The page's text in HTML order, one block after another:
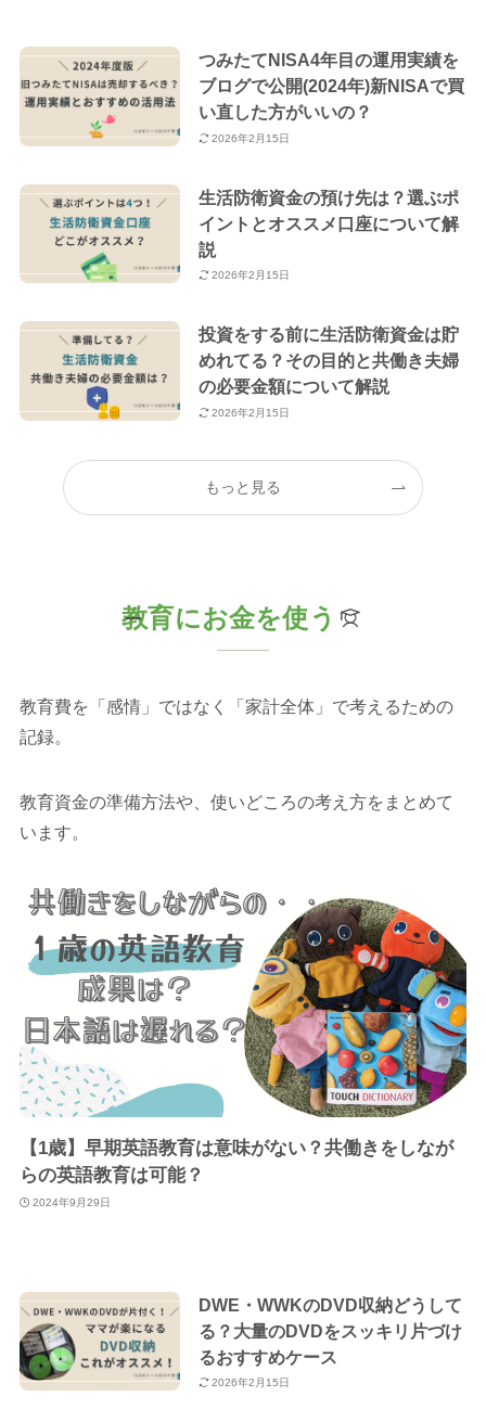
つみたてNISA4年目の運用実績を
ブログで公開(2024年)新NISAで買
い直した方がいいの？
2026年2月15日
生活防衛資金の預け先は？選ぶポ
イントとオススメ口座について解
説
2026年2月15日
投資をする前に生活防衛資金は貯
めれてる？その目的と共働き夫婦
の必要金額について解説
2026年2月15日
もっと見る
教育にお金を使う
教育費を「感情」ではなく「家計全体」で考えるための
記録。
教育資金の準備方法や、使いどころの考え方をまとめて
います。
【1歳】早期英語教育は意味がない？共働きをしなが
らの英語教育は可能？
2024年9月29日
DWE・WWKのDVD収納どうして
る？大量のDVDをスッキリ片づけ
るおすすめケース
2026年2月15日